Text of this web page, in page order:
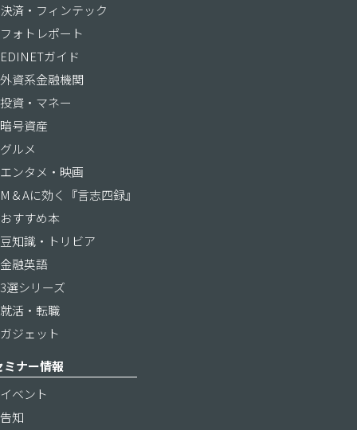
決済・フィンテック
フォトレポート
EDINETガイド
外資系金融機関
投資・マネー
暗号資産
グルメ
エンタメ・映画
M＆Aに効く『言志四録』
おすすめ本
豆知識・トリビア
金融英語
3選シリーズ
就活・転職
ガジェット
ミナー情報
イベント
告知